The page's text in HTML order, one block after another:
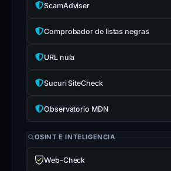
ScamAdviser
Comprobador de listas negras
URL nula
Sucuri SiteCheck
Observatorio MDN
OSINT E INTELIGENCIA
Web-Check